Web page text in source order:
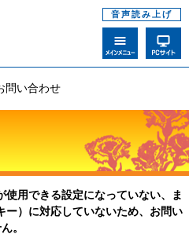
音声読み上げ
問い合わせ
用できる設定になっていない、ま
）に対応していないため、お問い
。